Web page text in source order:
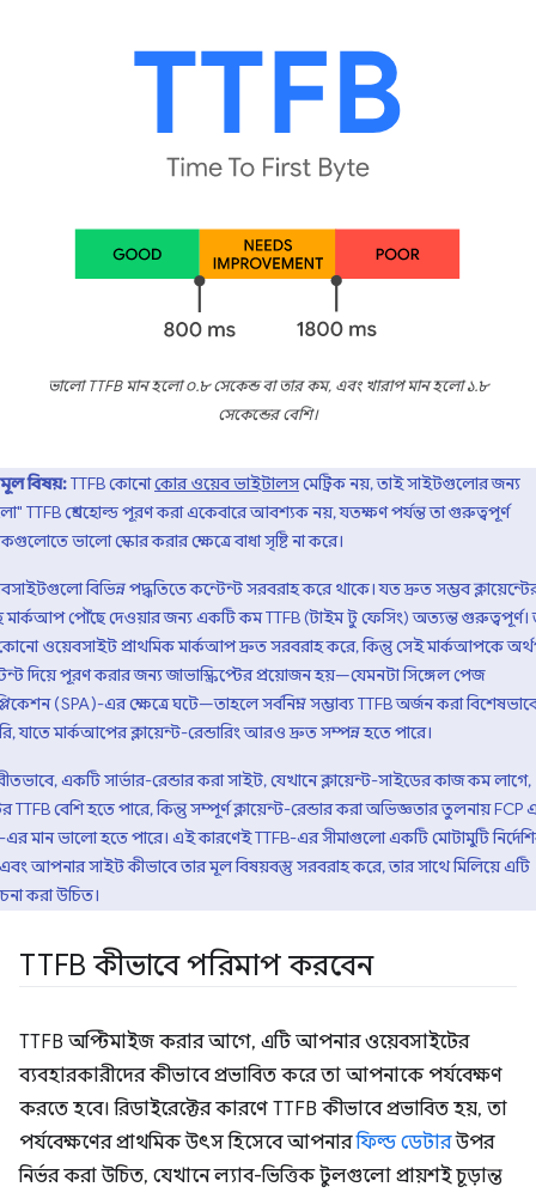
ভালো TTFB মান হলো ০.৮ সেকেন্ড বা তার কম, এবং খারাপ মান হলো ১.৮
সেকেন্ডের বেশি।
মূল বিষয়:TTFB কোনোকোর ওয়েব ভাইটালসমেট্রিক নয়, তাই সাইটগুলোর জন্য
TTFB থ্রেশহোল্ড পূরণ করা একেবারে আবশ্যক নয়, যতক্ষণ পর্যন্ত তা গুরুত্বপূর্ণ
ভালো স্কোর করার ক্ষেত্রে বাধা সৃষ্টি না করে।
বিভিন্ন পদ্ধতিতে কন্টেন্ট সরবরাহ করে থাকে। যত দ্রুত সম্ভব
মার্কআপ পৌঁছে দেওয়ার জন্য একটি কম TTFB (টাইম টু ফেসিং) অত্যন্ত গুরুত্বপূর্ণ।
ওয়েবসাইট প্রাথমিক মার্কআপ দ্রুত সরবরাহ করে, কিন্তু সেই মার্কআপকে
দিয়ে পূরণ করার জন্য জাভাস্ক্রিপ্টের প্রয়োজন হয়—যেমনটা সিঙ্গেল পেজ
(SPA)-এর ক্ষেত্রে ঘটে—তাহলে সর্বনিম্ন সম্ভাব্য TTFB অর্জন করা
যাতে মার্কআপের ক্লায়েন্ট-রেন্ডারিং আরও দ্রুত সম্পন্ন হতে পারে।
একটি সার্ভার-রেন্ডার করা সাইট, যেখানে ক্লায়েন্ট-সাইডের কাজ কম লাগে,
TTFB বেশি হতে পারে, কিন্তু সম্পূর্ণ ক্লায়েন্ট-রেন্ডার করা অভিজ্ঞতার তুলনায় FCP
এর মান ভালো হতে পারে। এই কারণেই TTFB-এর সীমাগুলো একটি মোটামুটি
এবং আপনার সাইট কীভাবে তার মূল বিষয়বস্তু সরবরাহ করে, তার সাথে মিলিয়ে এটি
করা উচিত।
TTFB কীভাবে পরিমাপ করবেন
TTFB অপ্টিমাইজ করার আগে, এটি আপনার ওয়েবসাইটের
ব্যবহারকারীদের কীভাবে প্রভাবিত করে তা আপনাকে পর্যবেক্ষণ
করতে হবে। রিডাইরেক্টের কারণে TTFB কীভাবে প্রভাবিত হয়, তা
পর্যবেক্ষণের প্রাথমিক উৎস হিসেবে আপনারফিল্ড ডেটারউপর
নির্ভর করা উচিত, যেখানে ল্যাব-ভিত্তিক টুলগুলো প্রায়শই চূড়ান্ত